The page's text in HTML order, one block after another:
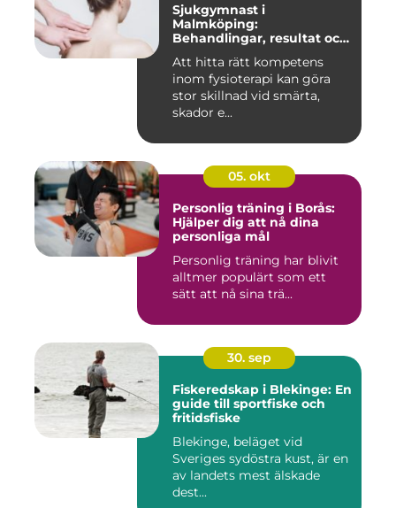
Sjukgymnast i
Malmköping:
Behandlingar, resultat och
Att hitta rätt kompetens
inom fysioterapi kan göra
stor skillnad vid smärta,
skador e...
05. okt
Personlig träning i Borås:
Hjälper dig att nå dina
personliga mål
Personlig träning har blivit
alltmer populärt som ett
sätt att nå sina trä...
30. sep
Fiskeredskap i Blekinge: En
guide till sportfiske och
fritidsfiske
Blekinge, beläget vid
Sveriges sydöstra kust, är en
av landets mest älskade
dest...